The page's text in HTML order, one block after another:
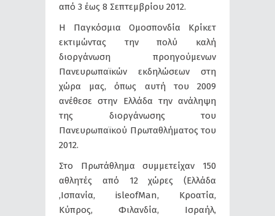
από 3 έως 8 Σεπτεμβρίου 2012.
Η Παγκόσμια Ομοσπονδία Κρίκετ
εκτιμώντας την πολύ καλή
διοργάνωση προηγούμενων
Πανευρωπαϊκών εκδηλώσεων στη
χώρα μας, όπως αυτή του 2009
ανέθεσε στην Ελλάδα την ανάληψη
της διοργάνωσης του
Πανευρωπαϊκού Πρωταθλήματος του
2012.
Στο Πρωτάθλημα συμμετείχαν 150
αθλητές από 12 χώρες (Ελλάδα
,Ισπανία, isleofMan, Κροατία,
Κύπρος, Φιλανδία, Ισραήλ,